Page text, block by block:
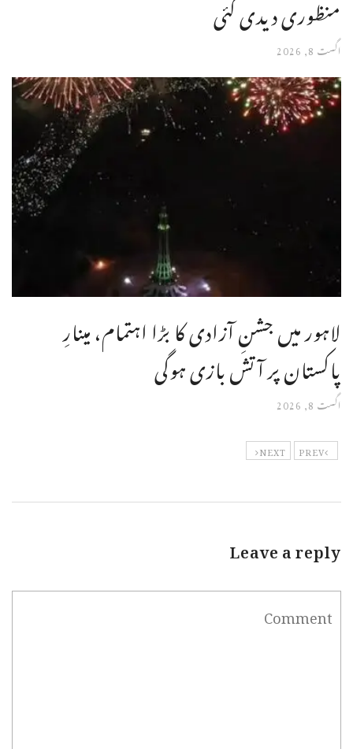
منظوری دیدی گئی
اگست 8, 2026
لاہور میں جشنِ آزادی کا بڑا اہتمام، مینارِ
پاکستان پر آتش بازی ہوگی
اگست 8, 2026
PREV
NEXT
Leave a reply